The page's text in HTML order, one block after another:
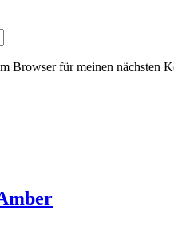
Browser für meinen nächsten